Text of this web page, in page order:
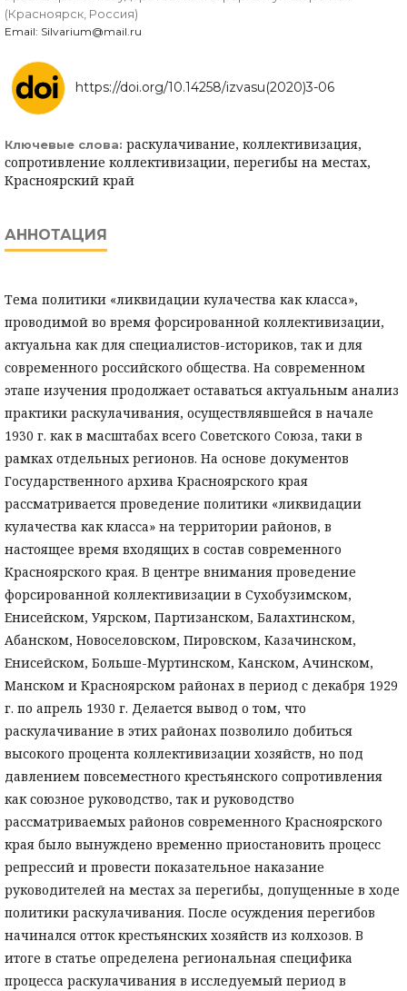
(Красноярск, Россия)
Email: Silvarium@mail.ru
https://doi.org/10.14258/izvasu(2020)3-06
Ключевые слова: раскулачивание, коллективизация,
сопротивление коллективизации, перегибы на местах,
Красноярский край
АННОТАЦИЯ
Тема политики «ликвидации кулачества как класса»,
проводимой во время форсированной коллективизации,
актуальна как для специалистов-историков, так и для
современного российского общества. На современном
этапе изучения продолжает оставаться актуальным анализ
практики раскулачивания, осуществлявшейся в начале
1930 г. как в масштабах всего Советского Союза, таки в
рамках отдельных регионов. На основе документов
Государственного архива Красноярского края
рассматривается проведение политики «ликвидации
кулачества как класса» на территории районов, в
настоящее время входящих в состав современного
Красноярского края. В центре внимания проведение
форсированной коллективизации в Сухобузимском,
Енисейском, Уярском, Партизанском, Балахтинском,
Абанском, Новоселовском, Пировском, Казачинском,
Енисейском, Больше-Муртинском, Канском, Ачинском,
Манском и Красноярском районах в период с декабря 1929
г. по апрель 1930 г. Делается вывод о том, что
раскулачивание в этих районах позволило добиться
высокого процента коллективизации хозяйств, но под
давлением повсеместного крестьянского сопротивления
как союзное руководство, так и руководство
рассматриваемых районов современного Красноярского
края было вынуждено временно приостановить процесс
репрессий и провести показательное наказание
руководителей на местах за перегибы, допущенные в ходе
политики раскулачивания. После осуждения перегибов
начинался отток крестьянских хозяйств из колхозов. В
итоге в статье определена региональная специфика
процесса раскулачивания в исследуемый период в